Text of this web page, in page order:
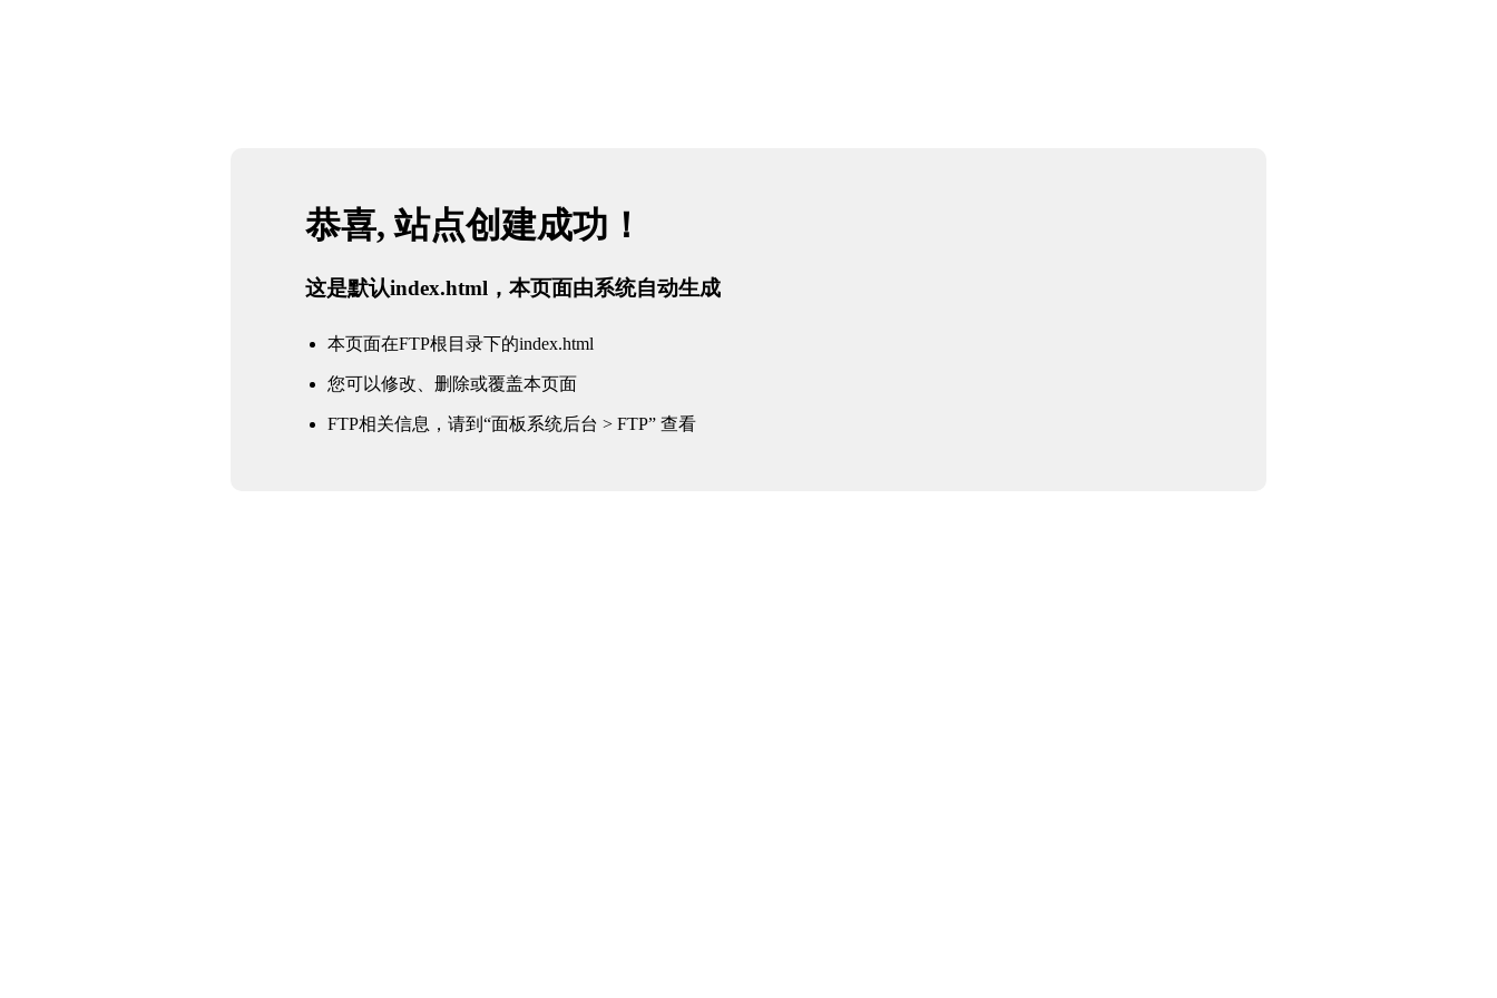
恭喜, 站点创建成功！
这是默认index.html，本页面由系统自动生成
本页面在FTP根目录下的index.html
您可以修改、删除或覆盖本页面
FTP相关信息，请到“面板系统后台 > FTP” 查看